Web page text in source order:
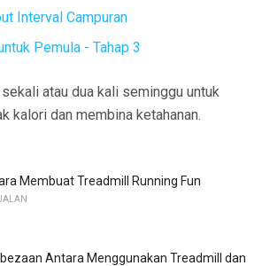
Interval Campuran
Pemula - Tahap 3
atau dua kali seminggu untuk
kalori dan membina ketahanan.
Membuat Treadmill Running Fun
Antara Menggunakan Treadmill dan